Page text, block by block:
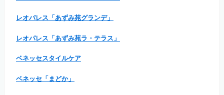
レオパレス「あずみ苑グランデ」
レオパレス「あずみ苑ラ・テラス」
ベネッセスタイルケア
ベネッセ「まどか」